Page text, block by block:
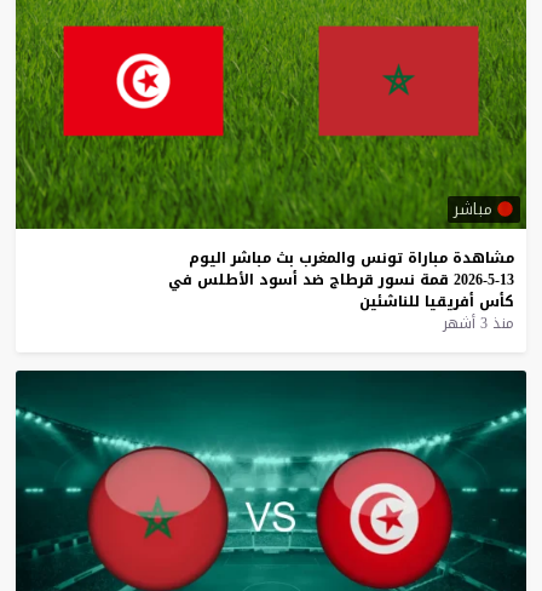
مباشر
مشاهدة مباراة تونس والمغرب بث مباشر اليوم
13-5-2026
قمة نسور قرطاج ضد أسود الأطلس في
كأس أفريقيا للناشئين
منذ 3 أشهر